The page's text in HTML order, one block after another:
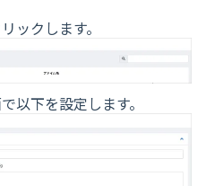
ックします。
以下を設定します。